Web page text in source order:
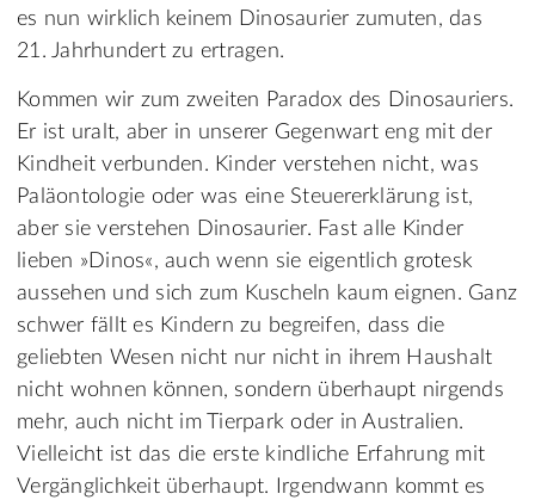
es nun wirklich keinem Dinosaurier zumuten, das
21. Jahrhundert zu ertragen.
Kommen wir zum zweiten Paradox des Dinosauriers.
Er ist uralt, aber in unserer Gegenwart eng mit der
Kindheit verbunden. Kinder verstehen nicht, was
Paläontologie oder was eine Steuererklärung ist,
aber sie verstehen Dinosaurier. Fast alle Kinder
lieben »Dinos«, auch wenn sie eigentlich grotesk
aussehen und sich zum Kuscheln kaum eignen. Ganz
schwer fällt es Kindern zu begreifen, dass die
geliebten Wesen nicht nur nicht in ihrem Haushalt
nicht wohnen können, sondern überhaupt nirgends
mehr, auch nicht im Tierpark oder in Australien.
Vielleicht ist das die erste kindliche Erfahrung mit
Vergänglichkeit überhaupt. Irgendwann kommt es